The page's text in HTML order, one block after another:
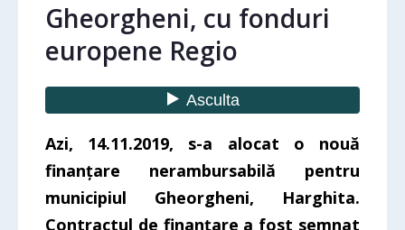
Gheorgheni, cu fonduri
europene Regio
Azi, 14.11.2019, s-a alocat o nouă
finanțare nerambursabilă pentru
municipiul Gheorgheni, Harghita.
Contractul de finanțare a fost semnat